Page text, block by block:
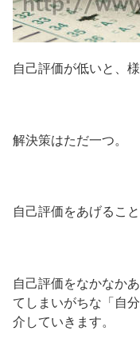
自己評価が低いと、
解決策はただ一つ。
自己評価をあげること
自己評価をなかなか
てしまいがちな「自
介していきます。